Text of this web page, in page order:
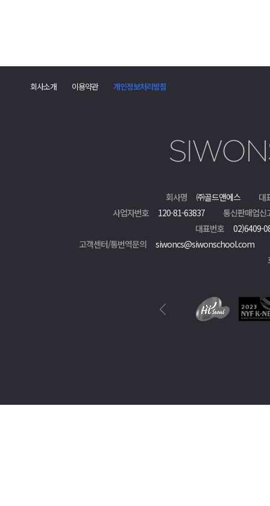
회사소개 이용약관 개인정보처리방침
회사명 ㈜골드앤에스
대
사업자번호
120-81-63837
통신판매업신
대표번호
02)6409-
고객센터/통번역문의
siwoncs@siwonschool.com